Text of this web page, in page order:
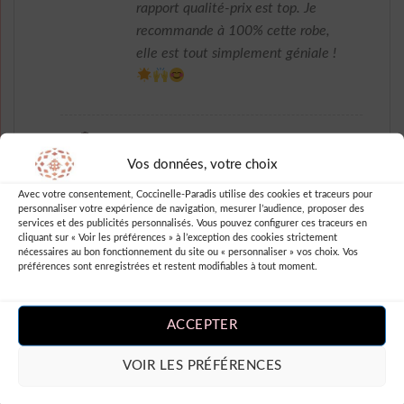
Vos données, votre choix
Avec votre consentement, Coccinelle-Paradis utilise des cookies et traceurs pour
personnaliser votre expérience de navigation, mesurer l’audience, proposer des
services et des publicités personnalisés. Vous pouvez configurer ces traceurs en
cliquant sur « Voir les préférences » à l’exception des cookies strictement
nécessaires au bon fonctionnement du site ou « personnaliser » vos choix. Vos
préférences sont enregistrées et restent modifiables à tout moment.
ACCEPTER
VOIR LES PRÉFÉRENCES
rapport qualité-prix est top. Je
recommande à 100% cette robe,
elle est tout simplement géniale !
Note5sur
Arly Scotty–
J’adore ma nouvelle robe longue à
pois jupes plissée rose
commandée sur robesapois.fr, elle
est parfaite pour les journées
la fois rétro et tendance.